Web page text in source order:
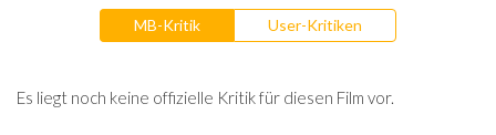
MB-Kritik User-Kritiken
Es liegt noch keine offizielle Kritik für diesen Film vor.